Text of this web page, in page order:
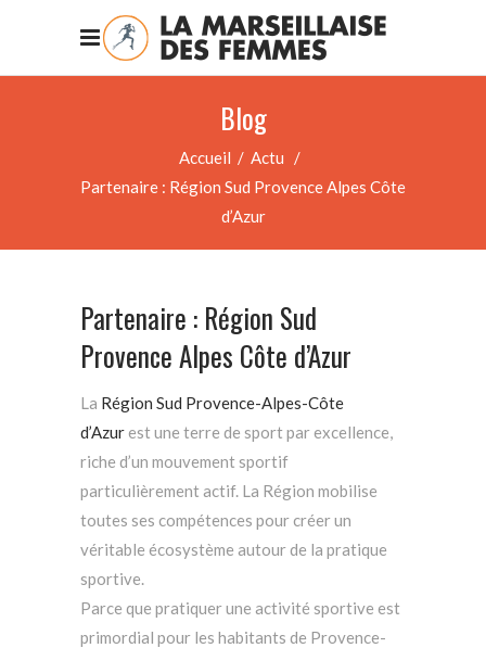
Blog
Accueil / Actu
/
Partenaire : Région Sud Provence Alpes Côte
d’Azur
Partenaire : Région Sud
Provence Alpes Côte d’Azur
La Région Sud Provence-Alpes-Côte
d’Azur est une terre de sport par excellence,
riche d’un mouvement sportif
particulièrement actif. La Région mobilise
toutes ses compétences pour créer un
véritable écosystème autour de la pratique
sportive.
Parce que pratiquer une activité sportive est
primordial pour les habitants de Provence-